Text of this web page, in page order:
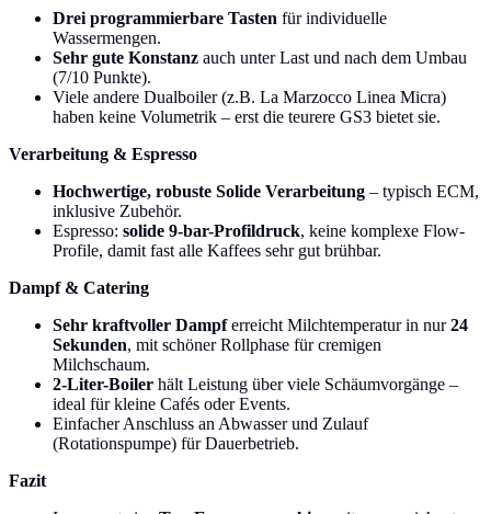
Drei programmierbare Tasten für individuelle
Wassermengen.
Sehr gute Konstanz auch unter Last und nach dem Umbau
(7/10 Punkte).
Viele andere Dualboiler (z.B. La Marzocco Linea Micra)
haben keine Volumetrik – erst die teurere GS3 bietet sie.
Verarbeitung & Espresso
Hochwertige, robuste Solide Verarbeitung – typisch ECM,
inklusive Zubehör.
Espresso: solide 9-bar-Profildruck, keine komplexe Flow-
Profile, damit fast alle Kaffees sehr gut brühbar.
Dampf & Catering
Sehr kraftvoller Dampferreicht Milchtemperatur in nur24
Sekunden, mit schöner Rollphase für cremigen
Milchschaum.
2-Liter-Boiler hält Leistung über viele Schäumvorgänge –
ideal für kleine Cafés oder Events.
Einfacher Anschluss an Abwasser und Zulauf
(Rotationspumpe) für Dauerbetrieb.
Fazit